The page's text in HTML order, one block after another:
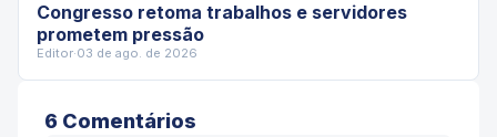
Congresso retoma trabalhos e servidores
prometem pressão
Editor·03 de ago. de 2026
6 Comentários